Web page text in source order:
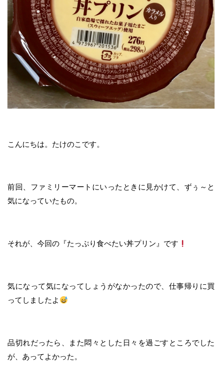
こんにちは。たけのこです。
前回、ファミリーマートにいったときに見かけて、ずぅ～と
気になっていたもの。
それが、今回の『たっぷり食べたい丼プリン』です
気になって気になってしょうがなかったので、仕事帰りに買
ってしましたよ
品切れだったら、また悶々とした日々を過ごすところでした
が、あってよかった。